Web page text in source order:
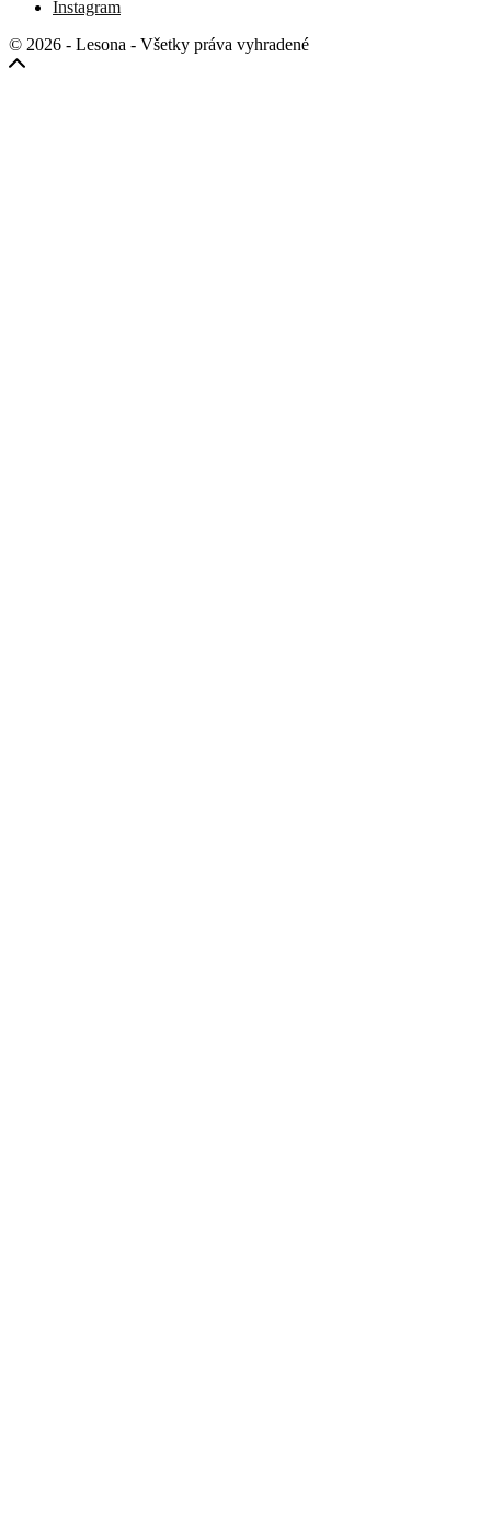
Instagram
© 2026 - Lesona - Všetky práva vyhradené